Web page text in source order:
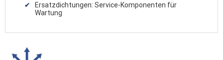
Ersatzdichtungen: Service-Komponenten für
Wartung